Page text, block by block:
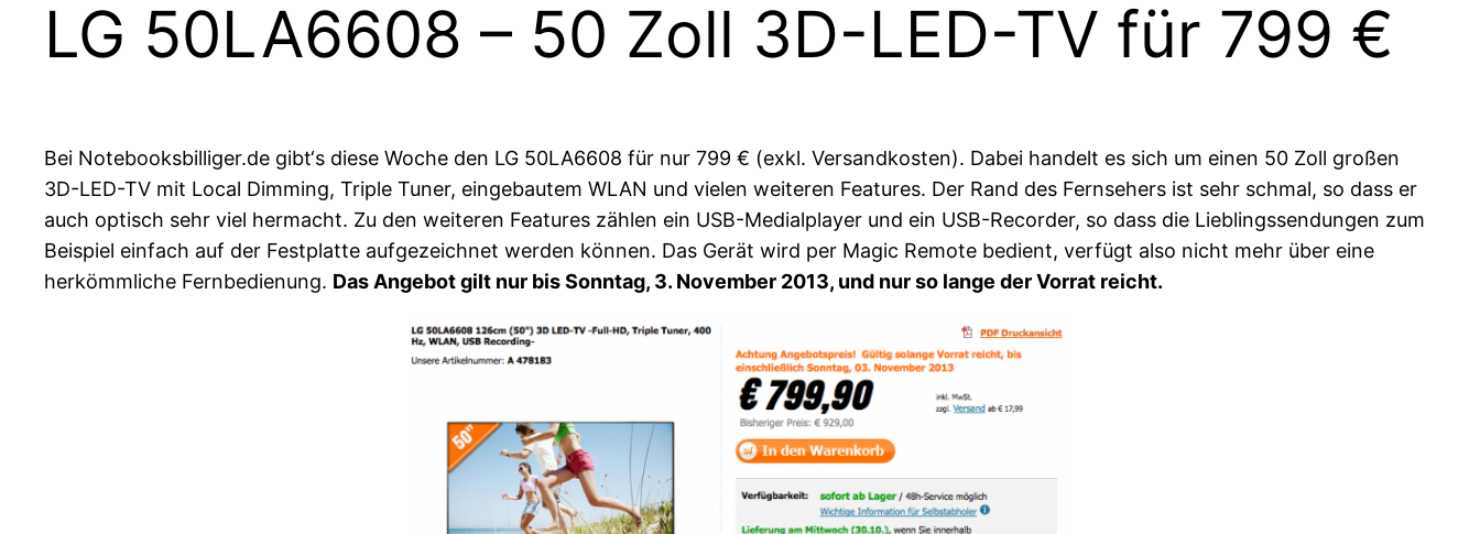
LG 50LA6608 – 50 Zoll 3D-LED-TV für 799 €
Bei Notebooksbilliger.de gibt‘s diese Woche den LG 50LA6608 für nur 799 € (exkl. Versandkosten). Dabei handelt es sich um einen 50 Zoll großen
3D-LED-TV mit Local Dimming, Triple Tuner, eingebautem WLAN und vielen weiteren Features. Der Rand des Fernsehers ist sehr schmal, so dass er
auch optisch sehr viel hermacht. Zu den weiteren Features zählen ein USB-Medialplayer und ein USB-Recorder, so dass die Lieblingssendungen zum
Beispiel einfach auf der Festplatte aufgezeichnet werden können. Das Gerät wird per Magic Remote bedient, verfügt also nicht mehr über eine
herkömmliche Fernbedienung. Das Angebot gilt nur bis Sonntag, 3. November 2013, und nur so lange der Vorrat reicht.